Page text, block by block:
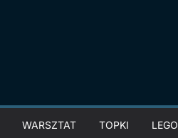
WARSZTAT TOPKI LEGO